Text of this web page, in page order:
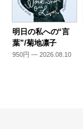
明日の私への“言
葉”/菊地凛子
950円 — 2026.08.10